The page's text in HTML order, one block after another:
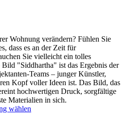
Wohnung verändern? Fühlen Sie
dass es an der Zeit für
Sie vielleicht ein tolles
"Siddhartha" ist das Ergebnis der
Teams – junger Künstler,
Kopf voller Ideen ist. Das Bild, das
hochwertigen Druck, sorgfältige
Materialien in sich.
wählen